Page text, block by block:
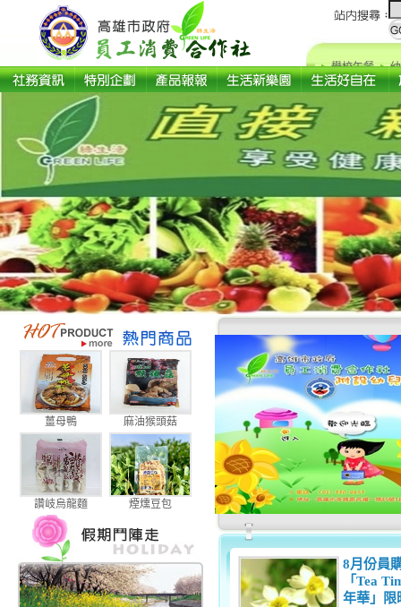
學校午餐
薑母鴨 麻油猴頭菇
讚岐烏龍麵 煙燻豆包
8月份員
「Tea
年華」限